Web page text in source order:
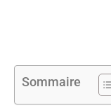
Sommaire